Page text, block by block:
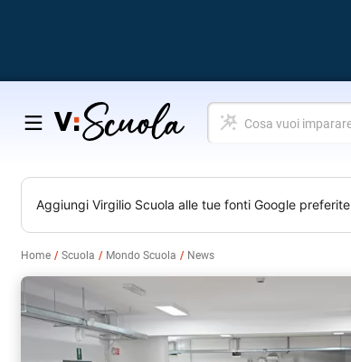
Salta
contenuto
Cosa
vuoi
Aggiungi Virgilio Scuola alle tue fonti Google preferite
Home Scuola Mondo Scuola News